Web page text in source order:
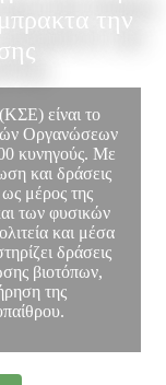
την
είναι το
Οργανώσεων
κυνηγούς. Με
και δράσεις
μέρος της
των φυσικών
και μέσα
δράσεις
βιοτόπων,
της